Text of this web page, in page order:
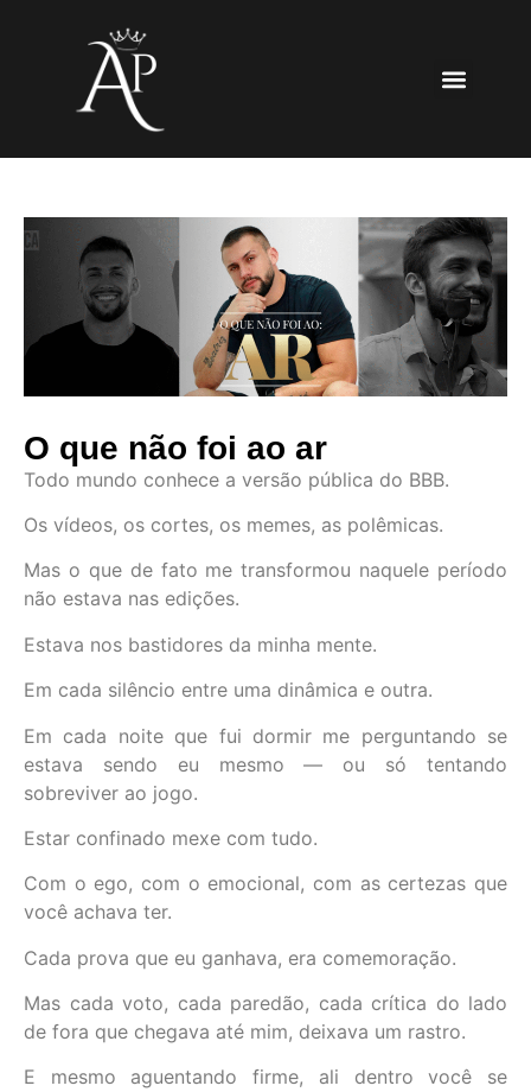
O que não foi ao ar
Todo mundo conhece a versão pública do BBB.
Os vídeos, os cortes, os memes, as polêmicas.
Mas o que de fato me transformou naquele período
não estava nas edições.
Estava nos bastidores da minha mente.
Em cada silêncio entre uma dinâmica e outra.
Em cada noite que fui dormir me perguntando se
estava sendo eu mesmo — ou só tentando
sobreviver ao jogo.
Estar confinado mexe com tudo.
Com o ego, com o emocional, com as certezas que
você achava ter.
Cada prova que eu ganhava, era comemoração.
Mas cada voto, cada paredão, cada crítica do lado
de fora que chegava até mim, deixava um rastro.
E mesmo aguentando firme, ali dentro você se